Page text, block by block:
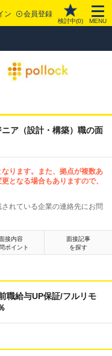
ン 会員登録
検討中(0) MENU
ア（設計・構築）職の面
ります。また、拠点が複数あ
となる場合もありますので、
れている企業の連絡先にお問
接内容
ポイント
面接記事
を探す
職給与UP保証/フルリモ